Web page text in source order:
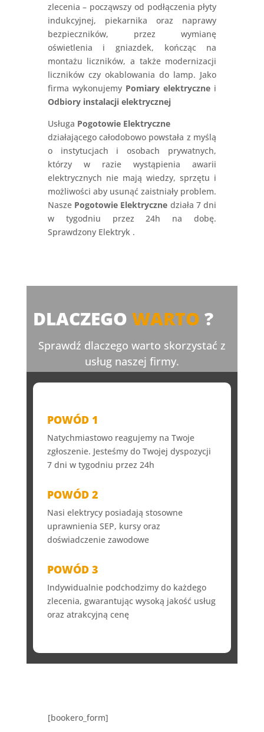
zlecenia – począwszy od podłączenia płyty
indukcyjnej, piekarnika oraz naprawy
bezpieczników, przez wymianę
oświetlenia i gniazdek, kończąc na
montażu liczników, a także modernizacji
liczników czy okablowania do lamp. Jako
firma wykonujemy Pomiary elektryczne i
Odbiory instalacji elektrycznej
Usługa Pogotowie Elektryczne
działającego całodobowo powstała z myślą
o instytucjach i osobach prywatnych,
którzy w razie wystąpienia awarii
elektrycznych nie mają wiedzy, sprzętu i
możliwości aby usunąć zaistniały problem.
Nasze Pogotowie Elektryczne działa 7 dni
w tygodniu przez 24h na dobę.
Sprawdzony Elektryk .
DLACZEGO WARTO ?
Sprawdź dlaczego warto skorzystać z
usług naszej firmy.
POWÓD 1
Natychmiastowo reagujemy na Twoje
zgłoszenie. Jesteśmy do Twojej dyspozycji
7 dni w tygodniu przez 24h
POWÓD 2
Nasi elektrycy posiadają stosowne
uprawnienia SEP, kursy oraz
doświadczenie zawodowe
POWÓD 3
Indywidualnie podchodzimy do każdego
zlecenia, gwarantując wysoką jakość usług
oraz atrakcyjną cenę
[bookero_form]